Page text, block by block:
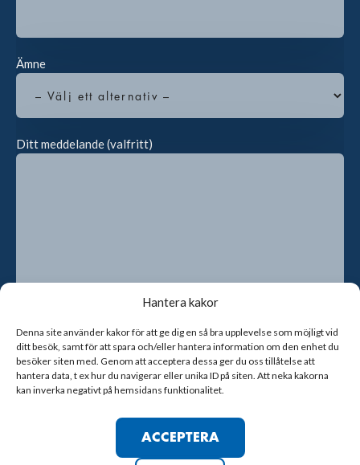
Hantera kakor
Denna site använder kakor för att ge dig en så bra upplevelse som möjligt vid
ditt besök, samt för att spara och/eller hantera information om den enhet du
besöker siten med. Genom att acceptera dessa ger du oss tillåtelse att
hantera data, t ex hur du navigerar eller unika ID på siten. Att neka kakorna
kan inverka negativt på hemsidans funktionalitet.
ACCEPTERA
Ämne
Ditt meddelande (valfritt)
Genom att kryssa i rutan godkänner du att vi sparar dina
kontaktuppgifter